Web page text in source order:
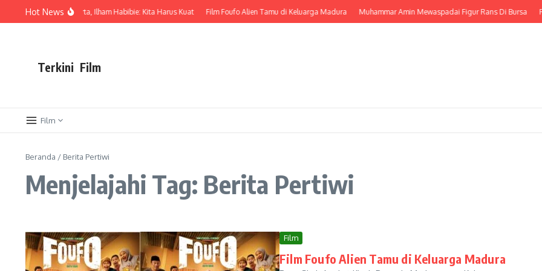
Hot News
ISMI DKI Jakarta, Ilham Habibie: Kita Harus Kuat Film Foufo Alien Tamu di Keluarga Madura Muhammar Amin Mewaspadai Figur Rans Di Bursa
Terkini Film
Film
Beranda / Berita Pertiwi
Menjelajahi Tag: Berita Pertiwi
Film
Film Foufo Alien Tamu di Keluarga Madura